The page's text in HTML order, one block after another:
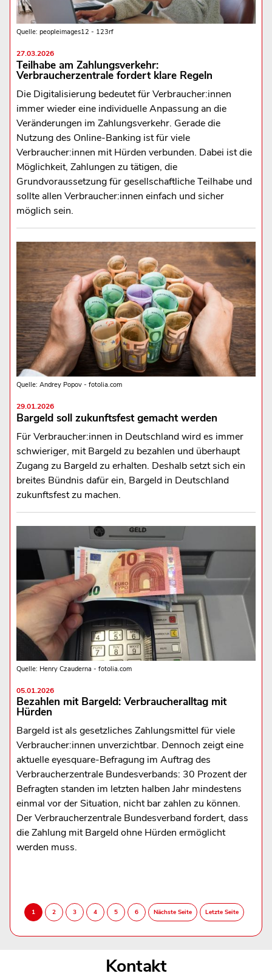
Quelle: peopleimages12 - 123rf
27.03.2026
Teilhabe am Zahlungsverkehr:
Verbraucherzentrale fordert klare Regeln
Die Digitalisierung bedeutet für Verbraucher:innen
immer wieder eine individuelle Anpassung an die
Veränderungen im Zahlungsverkehr. Gerade die
Nutzung des Online-Banking ist für viele
Verbraucher:innen mit Hürden verbunden. Dabei ist die
Möglichkeit, Zahlungen zu tätigen, die
Grundvoraussetzung für gesellschaftliche Teilhabe und
sollte allen Verbraucher:innen einfach und sicher
möglich sein.
Quelle: Andrey Popov - fotolia.com
29.01.2026
Bargeld soll zukunftsfest gemacht werden
Für Verbraucher:innen in Deutschland wird es immer
schwieriger, mit Bargeld zu bezahlen und überhaupt
Zugang zu Bargeld zu erhalten. Deshalb setzt sich ein
breites Bündnis dafür ein, Bargeld in Deutschland
zukunftsfest zu machen.
Quelle: Henry Czauderna - fotolia.com
05.01.2026
Bezahlen mit Bargeld: Verbraucheralltag mit
Hürden
Bargeld ist als gesetzliches Zahlungsmittel für viele
Verbraucher:innen unverzichtbar. Dennoch zeigt eine
aktuelle eyesquare-Befragung im Auftrag des
Verbraucherzentrale Bundesverbands: 30 Prozent der
Befragten standen im letzten halben Jahr mindestens
einmal vor der Situation, nicht bar zahlen zu können.
Der Verbraucherzentrale Bundesverband fordert, dass
die Zahlung mit Bargeld ohne Hürden ermöglicht
werden muss.
Kontakt